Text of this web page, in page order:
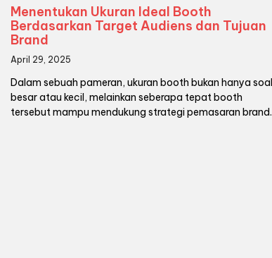
Menentukan Ukuran Ideal Booth
Berdasarkan Target Audiens dan Tujuan
Brand
April 29, 2025
Dalam sebuah pameran, ukuran booth bukan hanya soal
besar atau kecil, melainkan seberapa tepat booth
tersebut mampu mendukung strategi pemasaran brand.